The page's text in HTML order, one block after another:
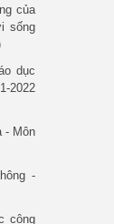
của
sống
dục
2022
- Môn
-
công